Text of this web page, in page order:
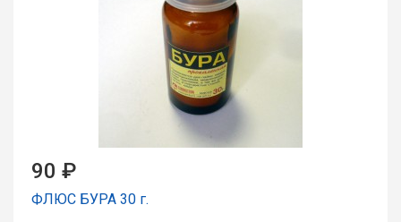
90 ₽
ФЛЮС БУРА 30 г.